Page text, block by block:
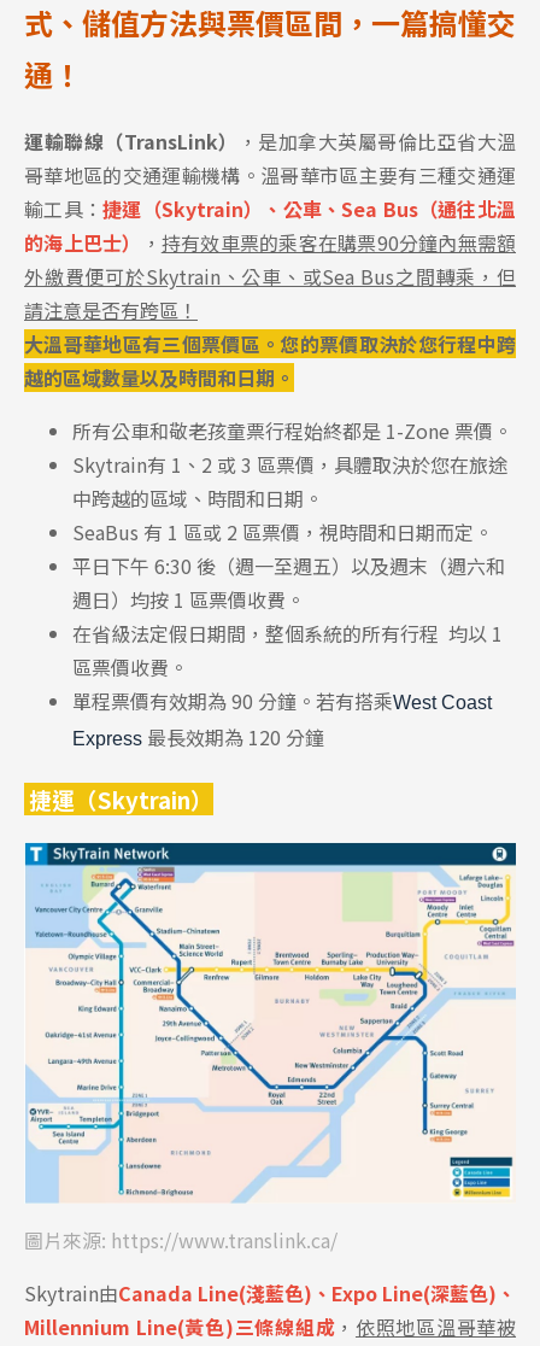
式、儲值方法與票價區間，一篇搞懂交
通！
運輸聯線（TransLink）
，是加拿大英屬哥倫比亞省大溫
哥華地區的交通運輸機構。溫哥華市區主要有三種交通運
輸工具：捷運（Skytrain）、公車、Sea Bus（通往北溫
的海上巴士）
， 持有效車票的乘客在購票90分鐘內無需額
外繳費便可於Skytrain、公車、或Sea Bus之間轉乘，但
請注意是否有跨區！
大溫哥華地區有三個票價區。您的票價取決於您行程中跨
越的區域數量以及時間和日期。
所有公車和敬老孩童票行程始終都是 1-Zone 票價。
Skytrain有 1、2 或 3 區票價，具體取決於您在旅途
中跨越的區域、時間和日期。
SeaBus 有 1 區或 2 區票價，視時間和日期而定。
平日下午 6:30 後（週一至週五）以及週末（週六和
週日）均按 1 區票價收費。
在省級法定假日期間，整個系統的所有行程 均以 1
區票價收費。
單程票價有效期為 90 分鐘。若有搭乘West Coast
Express 最長效期為 120 分鐘
捷運（Skytrain）
圖片來源: https://www.translink.ca/
Skytrain由Canada Line(淺藍色)、Expo Line(深藍色)、
Millennium Line(黃色)三條線組成 ， 依照地區溫哥華被